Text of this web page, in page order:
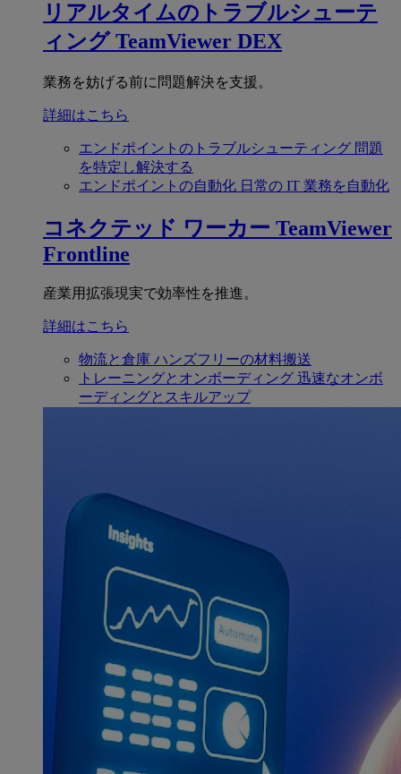
リアルタイムのトラブルシューテ
ィング TeamViewer DEX
業務を妨げる前に問題解決を支援。
詳細はこちら
エンドポイントのトラブルシューティング 問題
を特定し解決する
エンドポイントの自動化 日常の IT 業務を自動化
コネクテッド ワーカー TeamViewer
Frontline
産業用拡張現実で効率性を推進。
詳細はこちら
物流と倉庫 ハンズフリーの材料搬送
トレーニングとオンボーディング 迅速なオンボ
ーディングとスキルアップ